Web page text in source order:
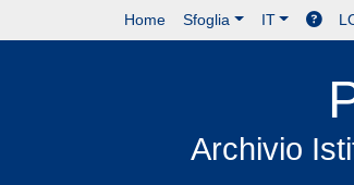
Home Sfoglia IT
Archivio